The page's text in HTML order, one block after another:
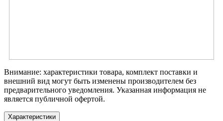
Внимание: характеристики товара, комплект поставки и
внешний вид могут быть изменены производителем без
предварительного уведомления. Указанная информация не
является публичной офертой.
Характеристики